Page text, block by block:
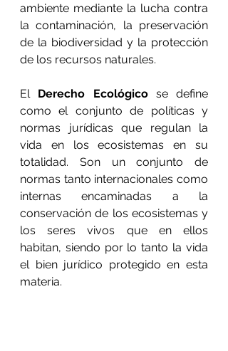
ambiente mediante la lucha contra
la contaminación, la preservación
de la biodiversidad y la protección
de los recursos naturales.
El Derecho Ecológico se define
como el conjunto de políticas y
normas jurídicas que regulan la
vida en los ecosistemas en su
totalidad. Son un conjunto de
normas tanto internacionales como
internas encaminadas a la
conservación de los ecosistemas y
los seres vivos que en ellos
habitan, siendo por lo tanto la vida
el bien jurídico protegido en esta
materia.